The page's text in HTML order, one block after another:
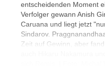
entscheidenden Moment
Verfolger gewann Anish
Caruana und liegt jetzt
Sindarov.
Zeit auf Gewinn, aber